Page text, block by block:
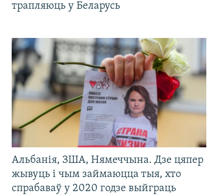
трапляюць у Беларусь
Альбанія, ЗША, Нямеччына. Дзе цяпер
жывуць і чым займаюцца тыя, хто
спрабаваў у 2020 годзе выйграць